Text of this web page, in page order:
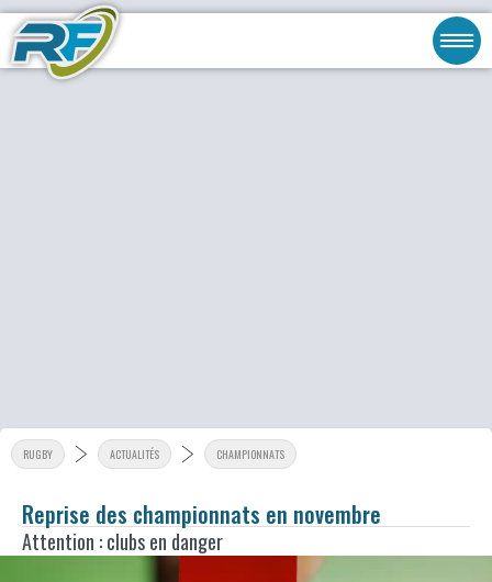
RUGBY ACTUALITÉS CHAMPIONNATS
Reprise des championnats en novembre
Attention : clubs en danger